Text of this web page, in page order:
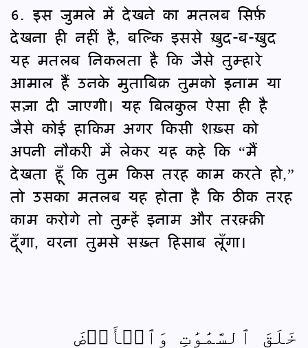
6. इस जुमले में देखने का मतलब सिर्फ़
देखना ही नहीं है, बल्कि इससे ख़ुद-ब-ख़ुद
यह मतलब निकलता है कि जैसे तुम्हारे
आमाल हैं उनके मुताबिक़ तुमको इनाम या
सज़ा दी जाएगी। यह बिलकुल ऐसा ही है
जैसे कोई हाकिम अगर किसी शख़्स को
अपनी नौकरी में लेकर यह कहे कि “मैं
देखता हूँ कि तुम किस तरह काम करते हो,”
तो उसका मतलब यह होता है कि ठीक तरह
काम करोगे तो तुम्हें इनाम और तरक़्क़ी
दूँगा, वरना तुमसे सख़्त हिसाब लूँगा।
خَلَقَ ٱلسَّمَٰوَٰتِ وَٱلۡأَرۡضَ